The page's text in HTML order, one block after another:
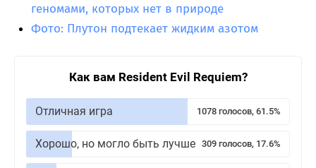
геномами, которых нет в природе
Фото: Плутон подтекает жидким азотом
Как вам Resident Evil Requiem?
Отличная игра 1078 голосов, 61.5%
Хорошо, но могло быть лучше 309 голосов, 17.6%